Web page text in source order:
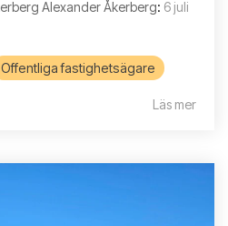
Alexander Åkerberg: 6 juli
Offentliga fastighetsägare
Läs mer